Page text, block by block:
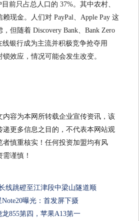
前只占总人口的 37%。其中农村、
现金。人们对 PayPal、Apple Pay 这
但随着 Discovery Bank、Bank Zero
线银行成为主流并积极竞争抢夺用
效应，情况可能会发生改变。
内容为本网所转载企业宣传资讯，该
递更多信息之目的，不代表本网站观
者慎重核实！任何投资加盟均有风
谨慎！
线跳磴至江津段中梁山隧道顺
曝光：首发屏下摄
855第四，苹果A13第一